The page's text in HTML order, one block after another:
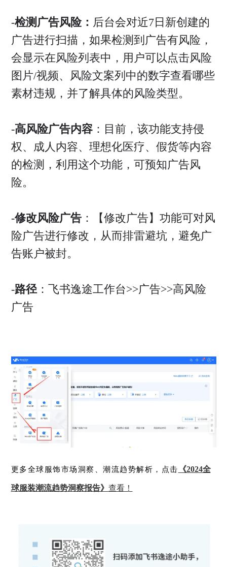
-检测广告风险： 后台会对近7日新创建的
广告进行扫描，如果检测到广告有风险，
会显示在风险列表中，用户可以点击风险
图片/视频、风险文案列中的数字查看哪些
素材违规，并了解具体的风险类型。
-高风险广告内容：目前，该功能支持侵
权、成人内容、理想化医疗、假货等内容
的检测，利用这个功能，可预知广告风
险。
-修改风险广告：【修改广告】功能可对风
险广告进行修改，从而排雷避坑，避免广
告账户被封。
-路径：飞书逸途工作台>>广告>>高风险
广告
更多全球服饰市场洞察、潮流趋势解析，点击 《2024全
球服装潮流趋势洞察报告》 查看！